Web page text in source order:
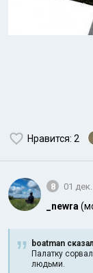
Нравится: 2
8 01
_newra
boatman
Палатку
людьми.